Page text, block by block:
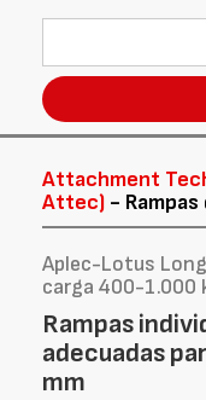
Attachment
Attec) - Rampas
Aplec-Lotus
carga 400-1.000
Rampas
adecuadas
mm